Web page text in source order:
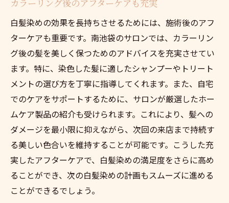
カラーリング後のアフターケアも充実
白髪染めの効果を長持ちさせるためには、施術後のアフ
ターケアも重要です。南池袋のサロンでは、カラーリン
グ後の髪を美しく保つためのアドバイスを充実させてい
ます。特に、染色した髪に適したシャンプーやトリート
メントの選び方を丁寧に指導してくれます。また、自宅
でのケアをサポートするために、サロンが厳選したホー
ムケア製品の紹介も受けられます。これにより、髪への
ダメージを最小限に抑えながら、次回の来店まで持続す
る美しい色合いを維持することが可能です。こうした充
実したアフターケアで、白髪染めの満足度をさらに高め
ることができ、次の白髪染めの計画もスムーズに進める
ことができるでしょう。